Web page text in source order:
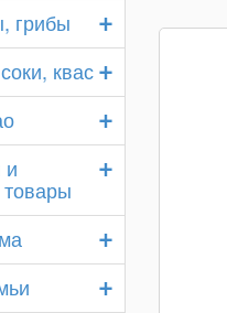
+
грибы
+
квас
+
+
и
+
+